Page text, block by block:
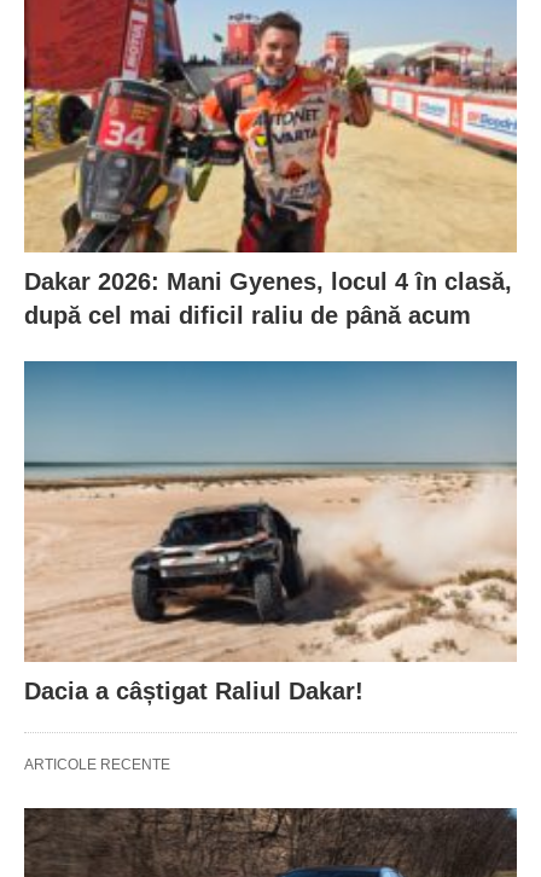
Dakar 2026: Mani Gyenes, locul 4 în clasă,
după cel mai dificil raliu de până acum
Dacia a câștigat Raliul Dakar!
ARTICOLE RECENTE